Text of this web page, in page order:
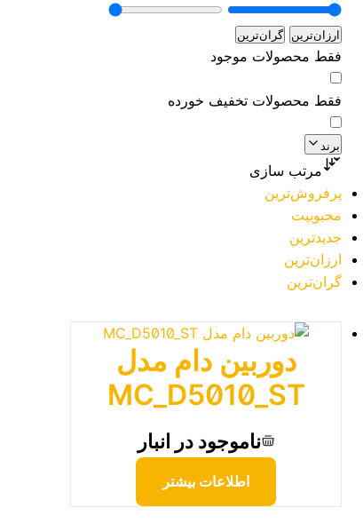
ارزان‌ترین گران‌ترین
فقط محصولات موجود
فقط محصولات تخفیف خورده
برند
مرتب سازی
پرفروش‌ترین
محبوبیت
جدیدترین
ارزان‌ترین
گران‌ترین
دوربین دام مدل
MC_D5010_ST
ناموجود در انبار
اطلاعات بیشتر